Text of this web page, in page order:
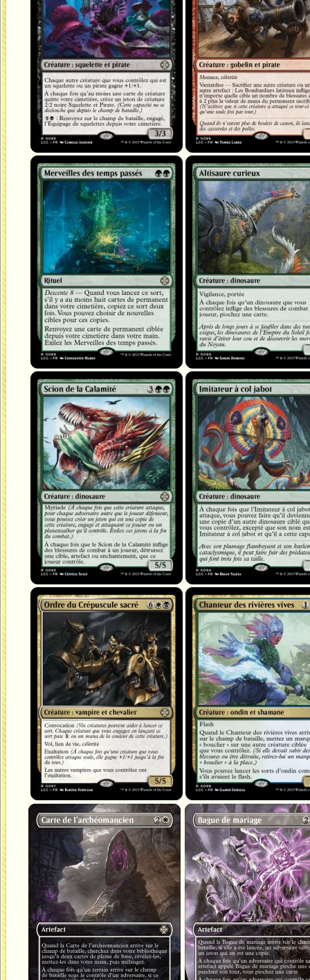
Merveilles des temps passés Altisaure curieux
Scion de la Calamité Imitateur à col jabot
Ordre du Crépuscule sacré Chanteur des rivières vives
Carte de l'archéomancien Bague de mariage